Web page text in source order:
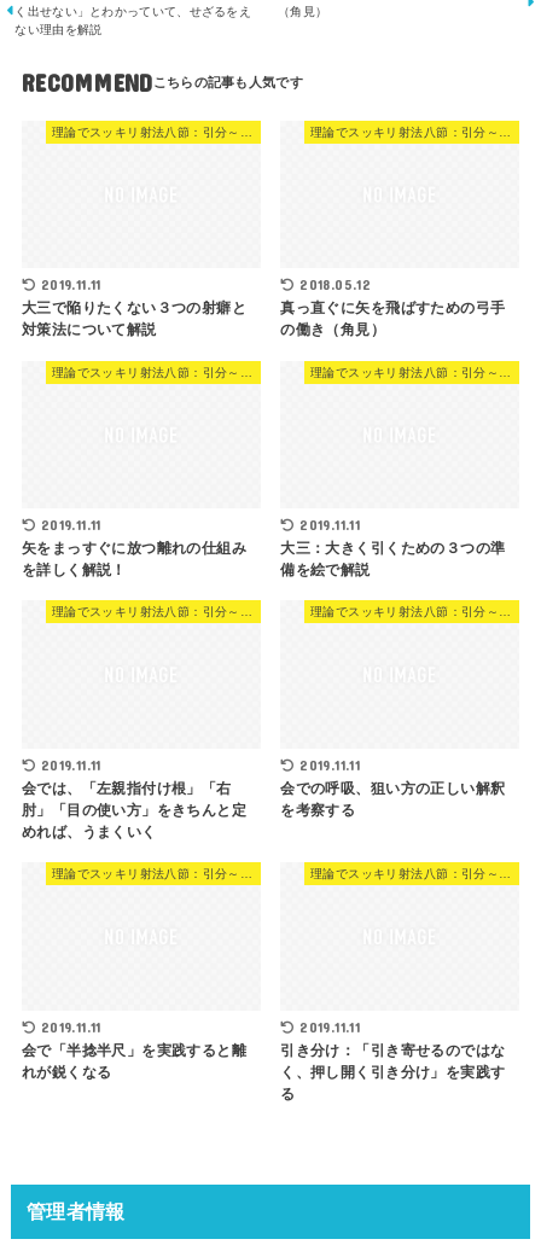
く出せない」とわかっていて、せざるをえ
ない理由を解説
（角見）
RECOMMEND
2019.11.11
大三で陥りたくない３つの射癖と
対策法について解説
2018.05.12
真っ直ぐに矢を飛ばすための弓手
の働き（角見）
2019.11.11
矢をまっすぐに放つ離れの仕組み
を詳しく解説！
2019.11.11
大三：大きく引くための３つの準
備を絵で解説
理論でスッキリ射法八節：引分～残身
2019.11.11
会では、「左親指付け根」「右
肘」「目の使い方」をきちんと定
めれば、うまくいく
理論でスッキリ射法八節：引分～残身
2019.11.11
会での呼吸、狙い方の正しい解釈
を考察する
2019.11.11
会で「半捻半尺」を実践すると離
れが鋭くなる
2019.11.11
引き分け：「引き寄せるのではな
く、押し開く引き分け」を実践す
る
管理者情報